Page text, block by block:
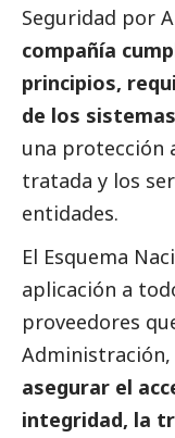
Seguridad por
compañía
principios,
de los
una protección
tratada y los
entidades.
El Esquema
aplicación a
proveedores
Administración,
asegurar el
integridad, la